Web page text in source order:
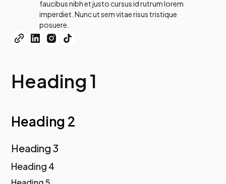
faucibus nibh et justo cursus id rutrum lorem
imperdiet. Nunc ut sem vitae risus tristique
posuere.
Heading 1
Heading 2
Heading 3
Heading 4